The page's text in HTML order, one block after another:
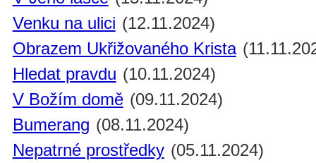
Venku na ulici (12.11.2024)
Obrazem Ukřižovaného Krista
Hledat pravdu (10.11.2024)
V Božím domě (09.11.2024)
Bumerang (08.11.2024)
Nepatrné prostředky (05.11.2024)